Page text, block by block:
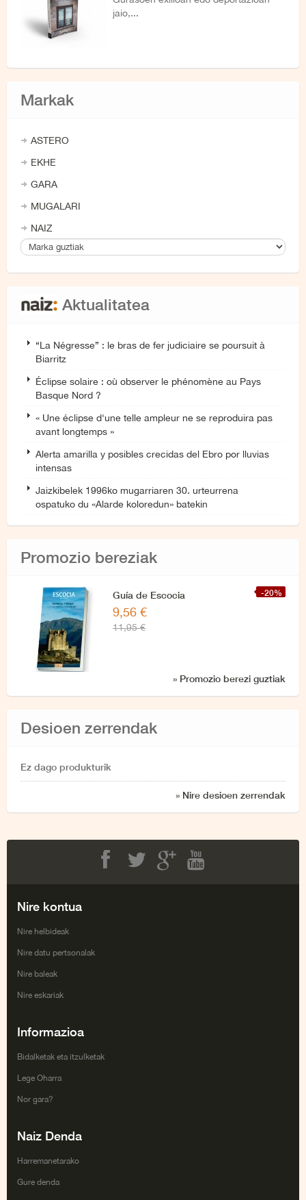
jaio,...
Markak
ASTERO
EKHE
GARA
MUGALARI
NAIZ
Aktualitatea
“La Négresse” : le bras de fer judiciaire se poursuit à
Biarritz
Éclipse solaire : où observer le phénomène au Pays
Basque Nord ?
« Une éclipse d'une telle ampleur ne se reproduira pas
avant longtemps »
Alerta amarilla y posibles crecidas del Ebro por lluvias
intensas
Jaizkibelek 1996ko mugarriaren 30. urteurrena
ospatuko du «Alarde koloredun» batekin
Promozio bereziak
-20%
Guía de Escocia
9,56 €
11,95 €
» Promozio berezi guztiak
Desioen zerrendak
Ez dago produkturik
» Nire desioen zerrendak
Nire kontua
Nire helbideak
Nire datu pertsonalak
Nire baleak
Nire eskariak
Informazioa
Bidalketak eta itzulketak
Lege Oharra
Nor gara?
Naiz Denda
Harremanetarako
Gure denda